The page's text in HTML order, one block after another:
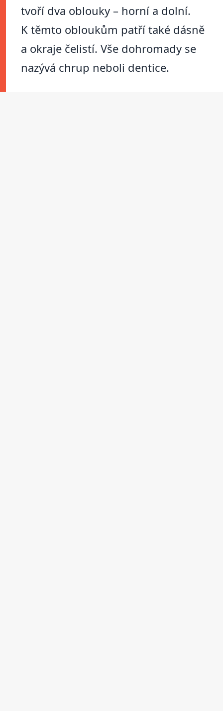
tvoří dva oblouky – horní a dolní.
K těmto obloukům patří také dásně
a okraje čelistí. Vše dohromady se
nazývá chrup neboli dentice.